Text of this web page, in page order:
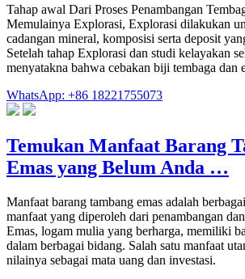
Tahap awal Dari Proses Penambangan
Memulainya Explorasi, Explorasi dilakukan
cadangan mineral, komposisi serta deposit
Setelah tahap Explorasi dan studi kelayakan
menyatakna bahwa cebakan biji tembaga dan
WhatsApp: +86 18221755073
Temukan Manfaat Barang
Emas yang Belum Anda …
Manfaat barang tambang emas adalah
manfaat yang diperoleh dari penambangan
Emas, logam mulia yang berharga, memiliki
dalam berbagai bidang. Salah satu manfaat
nilainya sebagai mata uang dan investasi.